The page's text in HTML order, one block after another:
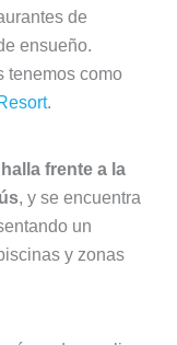
de
ensueño.
tenemos como
.
frente a la
, y se encuentra
un
y zonas